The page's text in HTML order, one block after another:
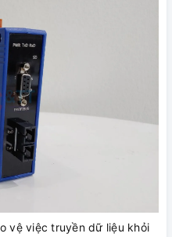
vệ việc truyền dữ liệu khỏi